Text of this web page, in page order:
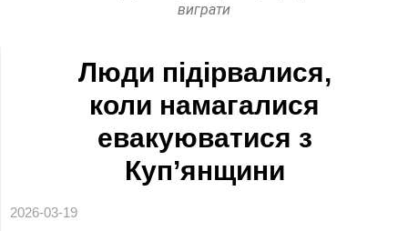
виграти
Люди підірвалися,
коли намагалися
евакуюватися з
Куп’янщини
2026-03-19